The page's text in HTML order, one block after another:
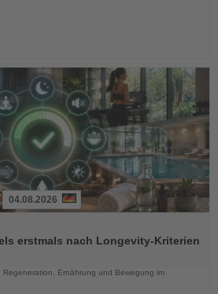
04.08.2026
erstmals nach Longevity-Kriterien
Regeneration, Ernährung und Bewegung im